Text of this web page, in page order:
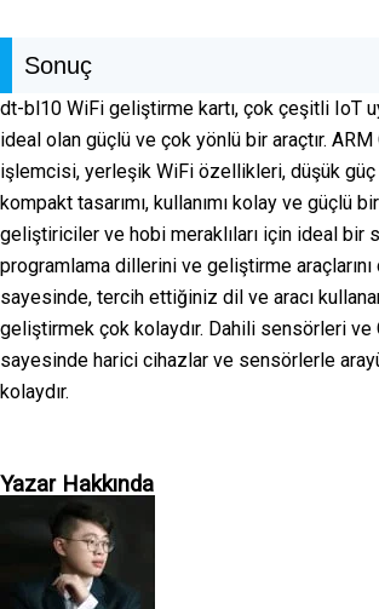
Sonuç
dt-bl10 WiFi geliştirme kartı, çok çeşitli IoT
ideal olan güçlü ve çok yönlü bir araçtır.
işlemcisi, yerleşik WiFi özellikleri, düşük
kompakt tasarımı, kullanımı kolay ve güçlü
geliştiriciler ve hobi meraklıları için ideal bir
programlama dillerini ve geliştirme
sayesinde, tercih ettiğiniz dil ve aracı
geliştirmek çok kolaydır. Dahili sensörleri ve
sayesinde harici cihazlar ve sensörlerle
kolaydır.
Yazar Hakkında